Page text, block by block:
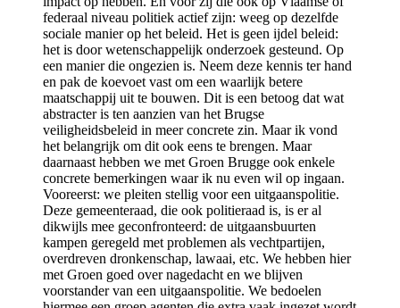
federaal niveau politiek actief zijn: weeg op dezelfde
sociale manier op het beleid. Het is geen ijdel beleid:
het is door wetenschappelijk onderzoek gesteund. Op
een manier die ongezien is. Neem deze kennis ter hand
en pak de koevoet vast om een waarlijk betere
maatschappij uit te bouwen. Dit is een betoog dat wat
abstracter is ten aanzien van het Brugse
veiligheidsbeleid in meer concrete zin. Maar ik vond
het belangrijk om dit ook eens te brengen. Maar
daarnaast hebben we met Groen Brugge ook enkele
concrete bemerkingen waar ik nu even wil op ingaan.
Vooreerst: we pleiten stellig voor een uitgaanspolitie.
Deze gemeenteraad, die ook politieraad is, is er al
dikwijls mee geconfronteerd: de uitgaansbuurten
kampen geregeld met problemen als vechtpartijen,
overdreven dronkenschap, lawaai, etc. We hebben hier
met Groen goed over nagedacht en we blijven
voorstander van een uitgaanspolitie. We bedoelen